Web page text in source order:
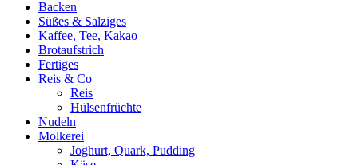
Backen
Süßes & Salziges
Kaffee, Tee, Kakao
Brotaufstrich
Fertiges
Reis & Co
Reis
Hülsenfrüchte
Nudeln
Molkerei
Joghurt, Quark, Pudding